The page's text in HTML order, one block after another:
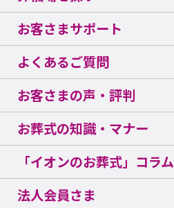
お客さまサポート
よくあるご質問
お客さまの声・評判
お葬式の知識・マナー
「イオンのお葬式」コラム
法人会員さま